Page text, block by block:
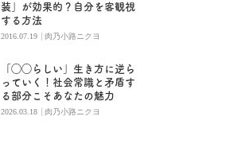
装」が効果的？自分を客観視
する方法
2016.07.19 | 肉乃小路ニクヨ
「◯◯らしい」生き方に逆ら
っていく！社会常識と矛盾す
る部分こそあなたの魅力
2026.03.18 | 肉乃小路ニクヨ